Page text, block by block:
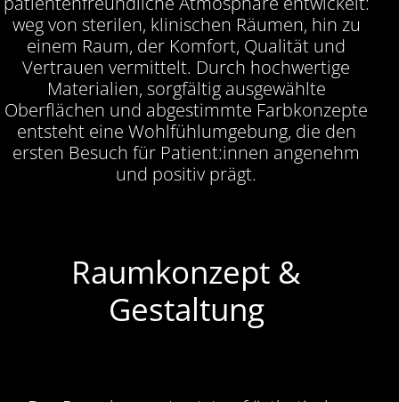
weg von sterilen, klinischen Räumen, hin zu
einem Raum, der Komfort, Qualität und
Vertrauen vermittelt. Durch hochwertige
Materialien, sorgfältig ausgewählte
Oberflächen und abgestimmte Farbkonzepte
entsteht eine Wohlfühlumgebung, die den
ersten Besuch für Patient:innen angenehm
und positiv prägt.
Raumkonzept &
Gestaltung